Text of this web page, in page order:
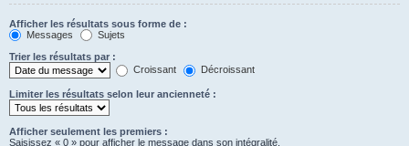
Afficher les résultats sous forme de :
Messages
Sujets
Trier les résultats par :
Croissant
Décroissant
Limiter les résultats selon leur ancienneté :
Afficher seulement les premiers :
Saisissez « 0 » pour afficher le message dans son intégralité.